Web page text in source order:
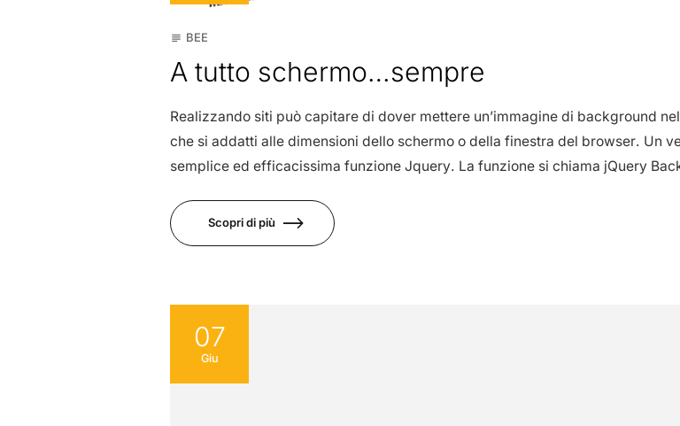
subject BEE
A tutto schermo…sempre
Realizzando siti può capitare di dover mettere un’immagine di background
che si addatti alle dimensioni dello schermo o della finestra del browser. Un
semplice ed efficacissima funzione Jquery. La funzione si chiama jQuery
Scopri di più
07
Giu